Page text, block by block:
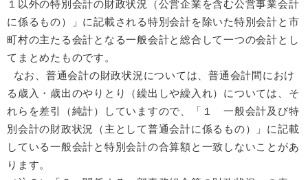
１以外の特別会計の財政状況（公営企業を含む公営事業会計
に係るもの）」に記載される特別会計を除いた特別会計と市
町村の主たる会計となる一般会計と総合して一つの会計とし
てまとめたものです。
なお、普通会計の財政状況については、普通会計間におけ
る歳入・歳出のやりとり（繰出しや繰入れ）については、そ
れらを差引（純計）していますので、「１ 一般会計及び特
別会計の財政状況（主として普通会計に係るもの）」に記載
している一般会計と特別会計の合算額と一致しないことがあ
ります。